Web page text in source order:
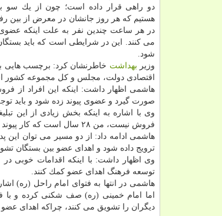
هستیم كه هر روز جانشان در معرض از بین
در هر ساعت چندین نفر به علت اینكه
می كنند. این در شرایطی است كه باید
شود.
وزیر بهداشت خاطرنشان كرد: برچسب هایی
اقتصادی دولت، مجلس و كل مجموعه كشور
هاشمی اظهار داشت: اینكه این افراد از
صورت گیرد و عضوی پیوند زده شود و باید
وی با اشاره به اینكه بخش زیادی از این
فروش نیست، من ۲۸ سال است كه كار پیوند قرنیه انجام می دهم و تابحال ندیدم انسان زنده ای چشم خویش را اهدا كند.
هاشمی ادامه داد: از دو مسیر می توان این
ترویج داده شود و اهدای عضو بین بستگان
وی اظهار داشت: با اینكه اقدامات خوبی در
توسعه فرهنگ اهدای عضو كمك كنند.
هاشمی در انتها به فتوای امام راحل (ره)
اما امام خمینی (ره) صف شكنی كرده و با
دیگران را تشویق می كنند، چراكه اهدای